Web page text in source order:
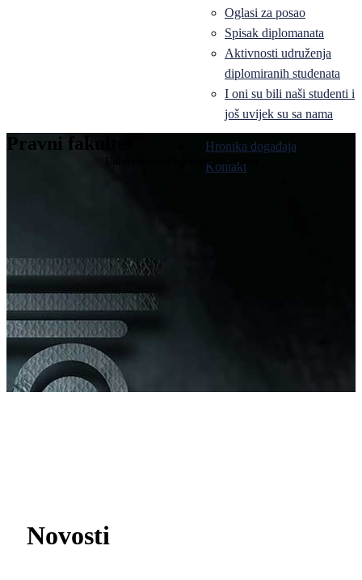
Oglasi za posao
Spisak diplomanata
Aktivnosti udruženja
diplomiranih studenata
I oni su bili naši studenti i
još uvijek su sa nama
Hronika događaja
Kontakt
Pravni fakultet
Univerziteta u Istočnom Sarajevu
Novosti